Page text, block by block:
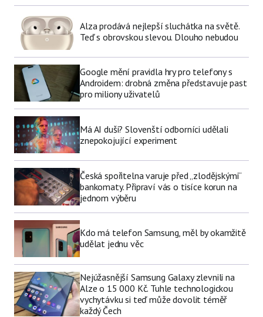
Alza prodává nejlepší sluchátka na světě.
Teď s obrovskou slevou. Dlouho nebudou
Google mění pravidla hry pro telefony s
Androidem: drobná změna představuje past
pro miliony uživatelů
Má AI duši? Slovenští odborníci udělali
znepokojující experiment
Česká spořitelna varuje před „zlodějskými“
bankomaty. Připraví vás o tisíce korun na
jednom výběru
Kdo má telefon Samsung, měl by okamžitě
udělat jednu věc
Nejúžasnější Samsung Galaxy zlevnili na
Alze o 15 000 Kč. Tuhle technologickou
vychytávku si teď může dovolit téměř
každý Čech